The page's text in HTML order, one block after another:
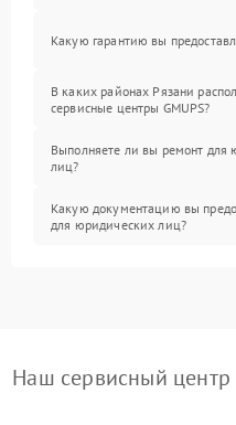
Какую гарантию вы
В каких районах Рязани
сервисные центры GMUPS?
Выполняете ли вы ремонт для
лиц?
Какую документацию вы
для юридических лиц?
Наш сервисный